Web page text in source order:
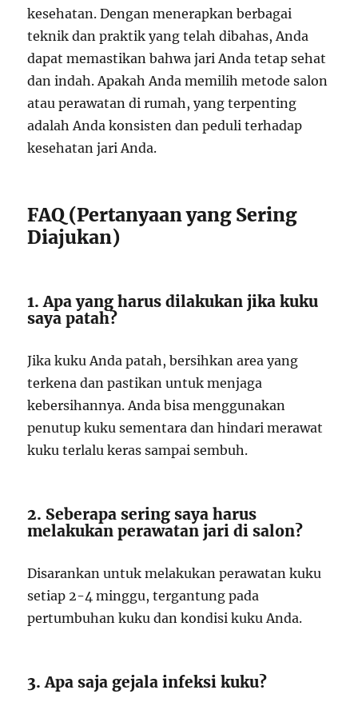
kesehatan. Dengan menerapkan berbagai
teknik dan praktik yang telah dibahas, Anda
dapat memastikan bahwa jari Anda tetap sehat
dan indah. Apakah Anda memilih metode salon
atau perawatan di rumah, yang terpenting
adalah Anda konsisten dan peduli terhadap
kesehatan jari Anda.
FAQ (Pertanyaan yang Sering
Diajukan)
1. Apa yang harus dilakukan jika kuku
saya patah?
Jika kuku Anda patah, bersihkan area yang
terkena dan pastikan untuk menjaga
kebersihannya. Anda bisa menggunakan
penutup kuku sementara dan hindari merawat
kuku terlalu keras sampai sembuh.
2. Seberapa sering saya harus
melakukan perawatan jari di salon?
Disarankan untuk melakukan perawatan kuku
setiap 2-4 minggu, tergantung pada
pertumbuhan kuku dan kondisi kuku Anda.
3. Apa saja gejala infeksi kuku?